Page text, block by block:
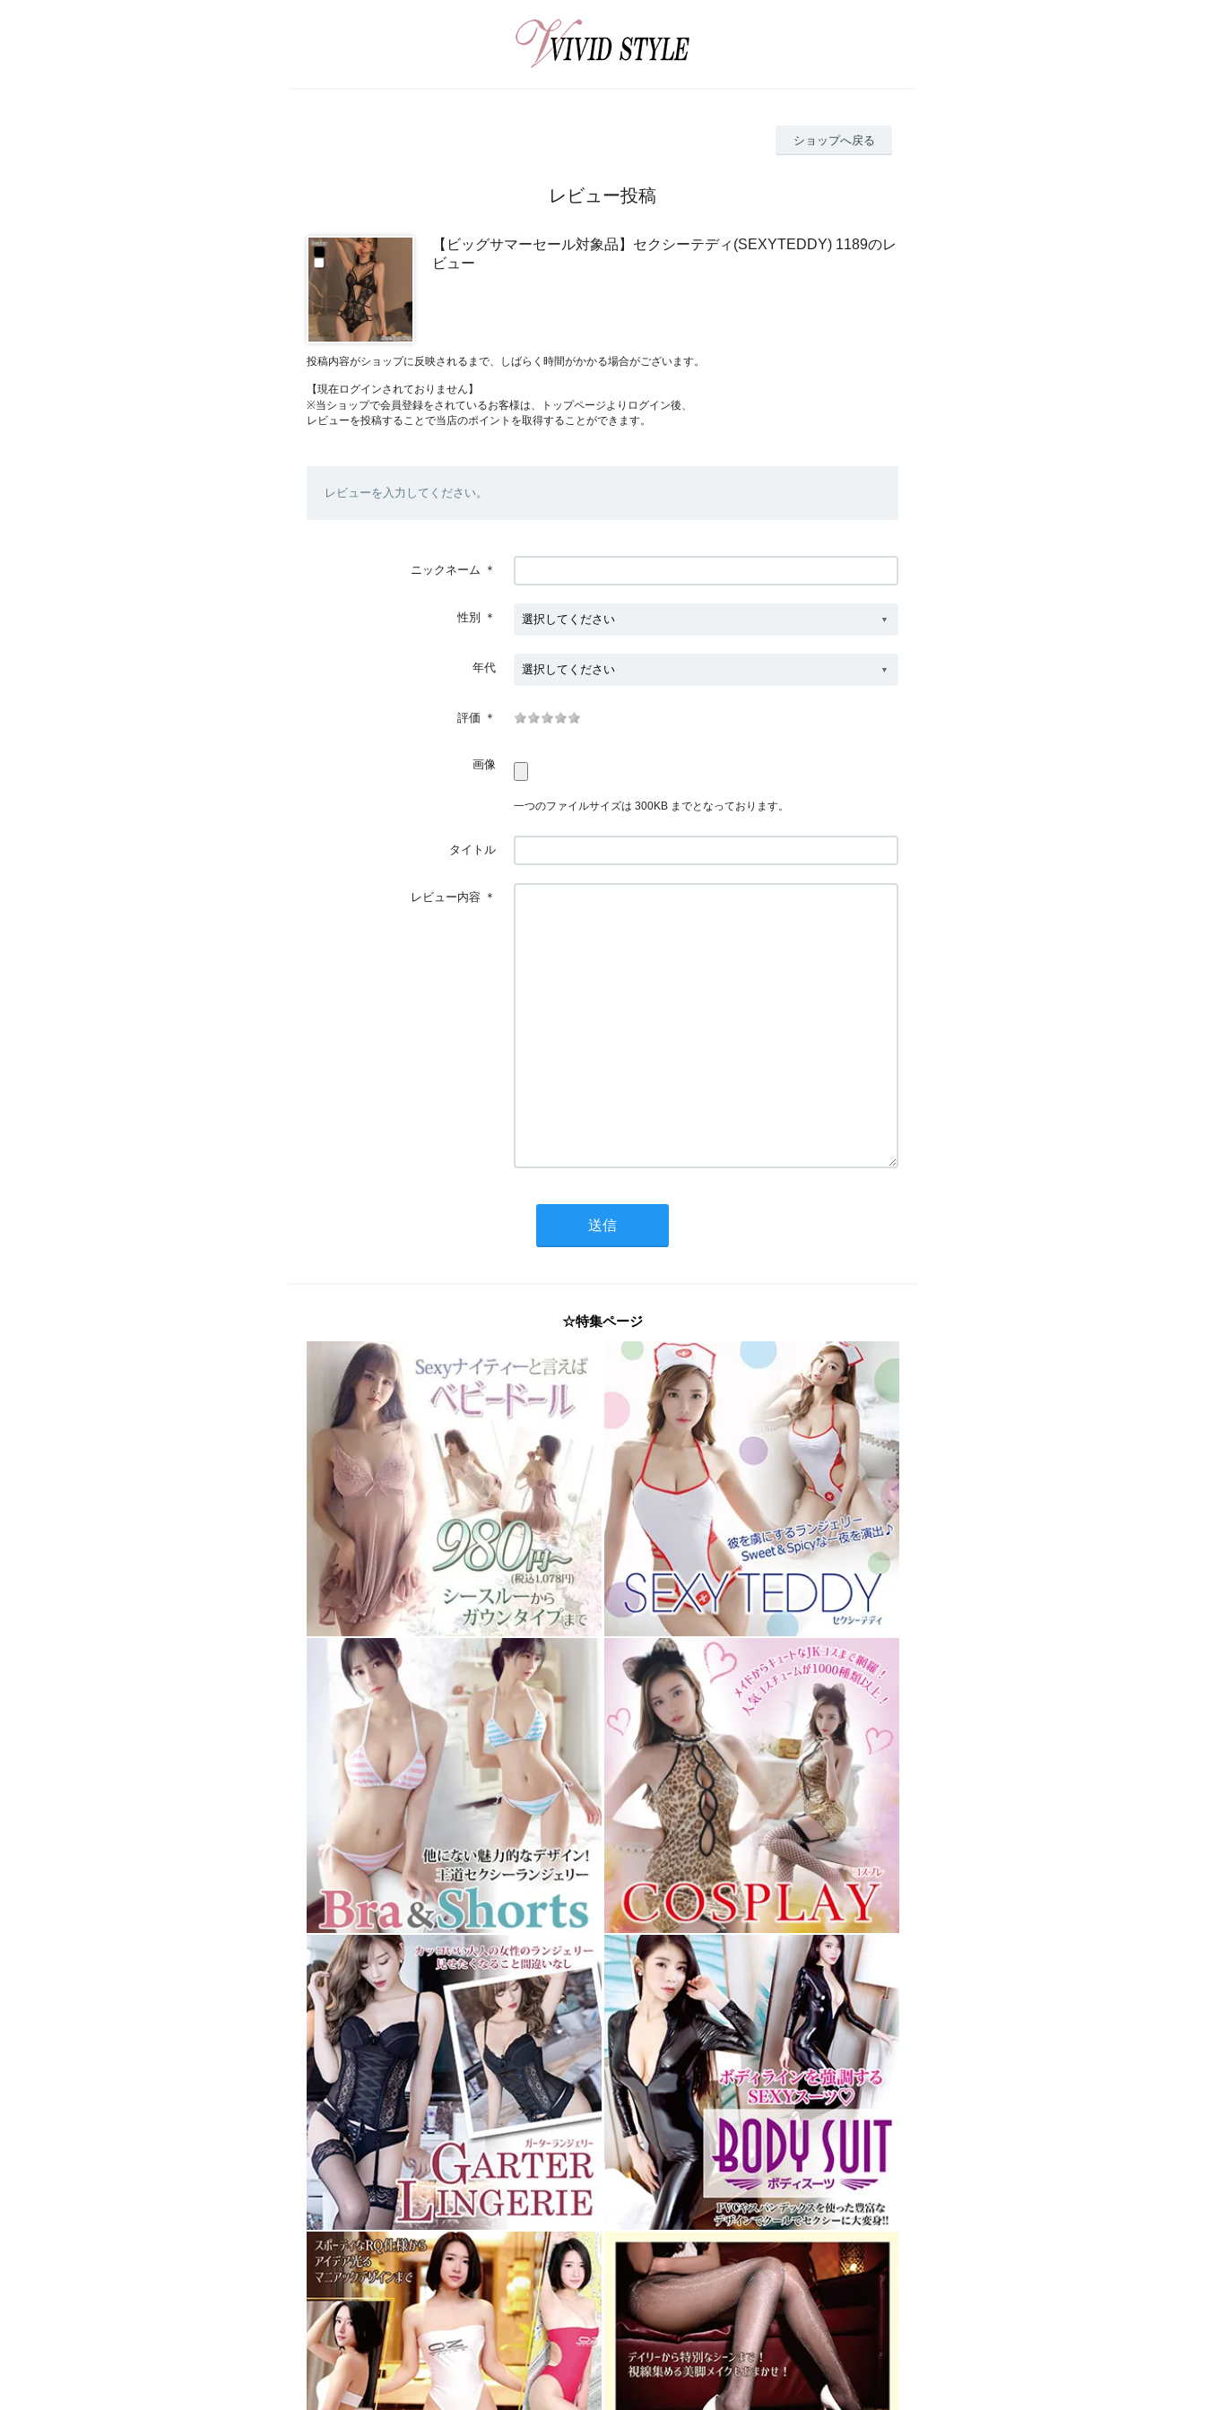
ショップへ戻る
レビュー投稿
【ビッグサマーセール対象品】セクシーテディ(SEXYTEDDY) 1189のレ
ビュー
投稿内容がショップに反映されるまで、しばらく時間がかかる場合がございます。
【現在ログインされておりません】
※当ショップで会員登録をされているお客様は、トップページよりログイン後、
レビューを投稿することで当店のポイントを取得することができます。
レビューを入力してください。
ニックネーム ＊
性別 ＊
年代
評価 ＊
画像
一つのファイルサイズは 300KB までとなっております。
タイトル
レビュー内容 ＊
☆特集ページ